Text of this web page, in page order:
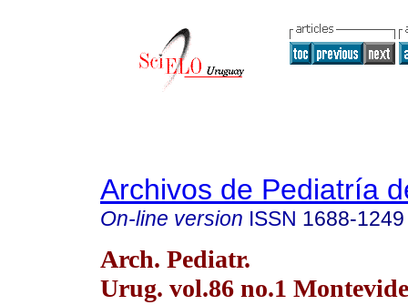
Archivos de Pediatría
On-line version ISSN 1688-1249
Arch. Pediatr.
Urug. vol.86 no.1